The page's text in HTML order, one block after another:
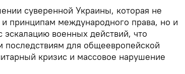
суверенной Украины, которая не
принципам международного права, но и
военных действий, что
последствиям для общеевропейской
кризис и массовое нарушение